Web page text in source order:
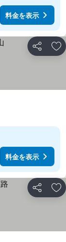
料金を表示
シェア お
料金を表示
シェア お